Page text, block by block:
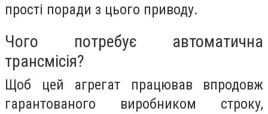
прості поради з цього приводу.
Чого потребує автоматична
трансмісія?
Щоб цей агрегат працював впродовж
гарантованого виробником строку,